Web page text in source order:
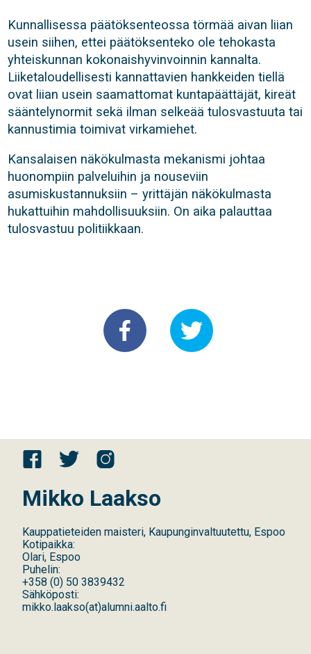
Kunnallisessa päätöksenteossa törmää aivan liian
usein siihen, ettei päätöksenteko ole tehokasta
yhteiskunnan kokonaishyvinvoinnin kannalta.
Liiketaloudellisesti kannattavien hankkeiden tiellä
ovat liian usein saamattomat kuntapäättäjät, kireät
sääntelynormit sekä ilman selkeää tulosvastuuta tai
kannustimia toimivat virkamiehet.
Kansalaisen näkökulmasta mekanismi johtaa
huonompiin palveluihin ja nouseviin
asumiskustannuksiin – yrittäjän näkökulmasta
hukattuihin mahdollisuuksiin. On aika palauttaa
tulosvastuu politiikkaan.
Mikko Laakso
Kauppatieteiden maisteri, Kaupunginvaltuutettu, Espoo
Kotipaikka:
Olari, Espoo
Puhelin:
+358 (0) 50 3839432
Sähköposti:
mikko.laakso(at)alumni.aalto.fi